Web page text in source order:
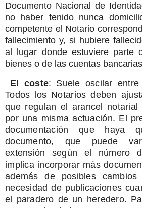
Documento Nacional de
no haber tenido nunca
competente el Notario
fallecimiento y, si hubiere
al lugar donde estuviere parte
bienes o de las cuentas
El coste: Suele oscilar
Todos los Notarios deben
que regulan el arancel
por una misma actuación. El
documentación que haya
documento, que puede
extensión según el número
implica incorporar más
además de posibles
necesidad de publicaciones
el paradero de un heredero.